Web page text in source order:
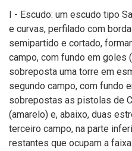
I - Escudo: um escudo tipo
e curvas, perfilado com
semipartido e cortado,
campo, com fundo em goles
sobreposta uma torre em
segundo campo, com fundo
sobrepostas as pistolas de
(amarelo) e, abaixo, duas
terceiro campo, na parte
restantes que ocupam a